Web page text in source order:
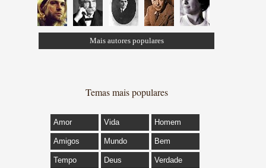
Mais autores populares
Temas mais populares
Amor Vida Homem
Amigos Mundo Bem
Tempo Deus Verdade